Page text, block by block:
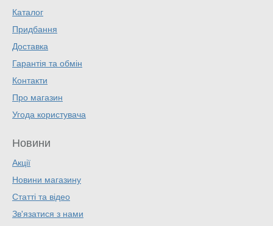
Каталог
Придбання
Доставка
Гарантія та обмін
Контакти
Про магазин
Угода користувача
Новини
Акції
Новини магазину
Статті та відео
Зв'язатися з нами